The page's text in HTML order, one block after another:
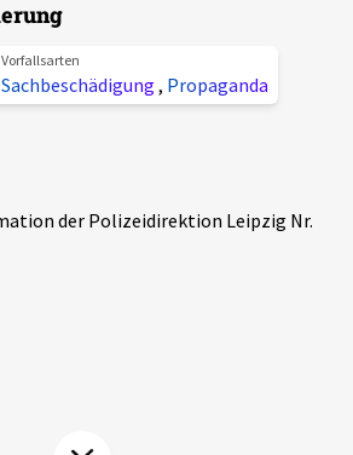
Vorfallsarten
Sachbeschädigung , Propaganda
der Polizeidirektion Leipzig Nr.